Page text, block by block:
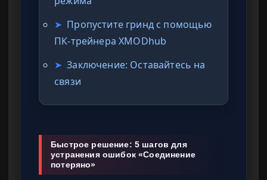
➤ Пропустите гринд с помощью
ПК-трейнера XMODhub
➤ Заключение: Оставайтесь на
связи
Быстрое решение: 5 шагов для
устранения ошибок «Соединение
потеряно»